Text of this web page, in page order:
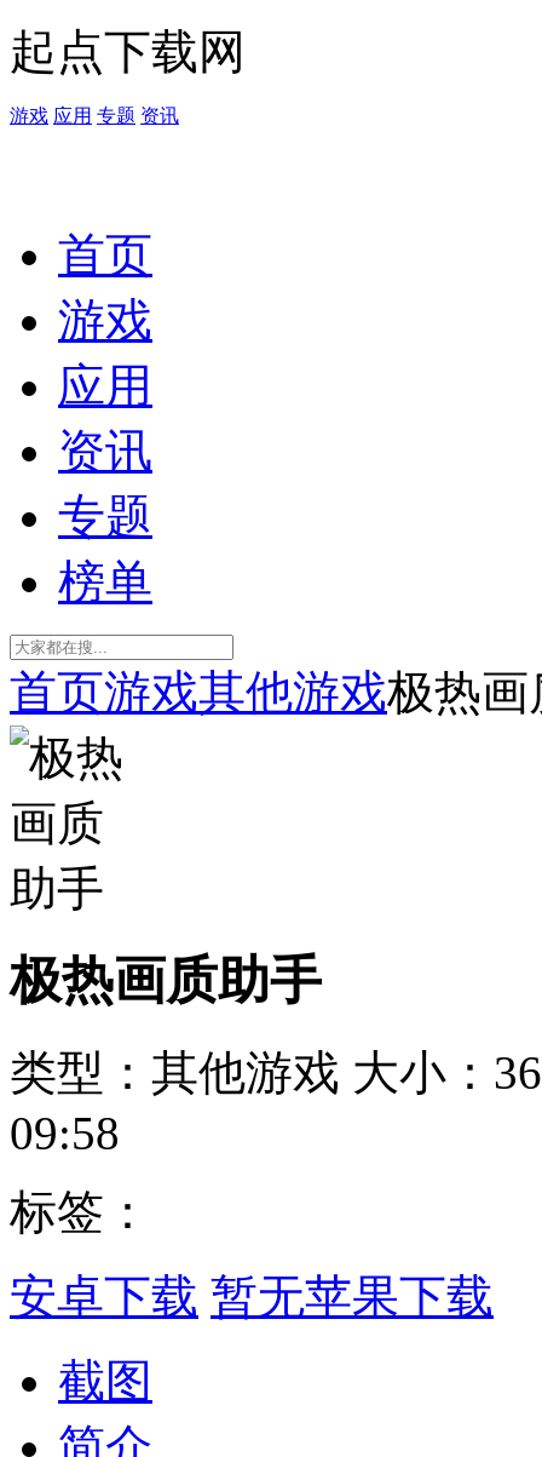
起点下载网
游戏 应用 专题 资讯
首页
游戏
应用
资讯
专题
榜单
首页游戏其他游戏极热画
极热画质助手
类型：其他游戏 大小：
09:58
标签：
安卓下载 暂无苹果下载
截图
简介